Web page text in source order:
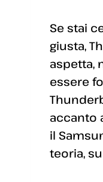
Se stai
giusta,
aspetta,
essere
accanto
il
teoria,